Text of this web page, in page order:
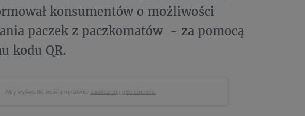
konsumentów o możliwości
paczek z paczkomatów - za pomocą
kodu QR.
Aby wyświetlić treść poprawnie zaakceptuj pliki cookies.